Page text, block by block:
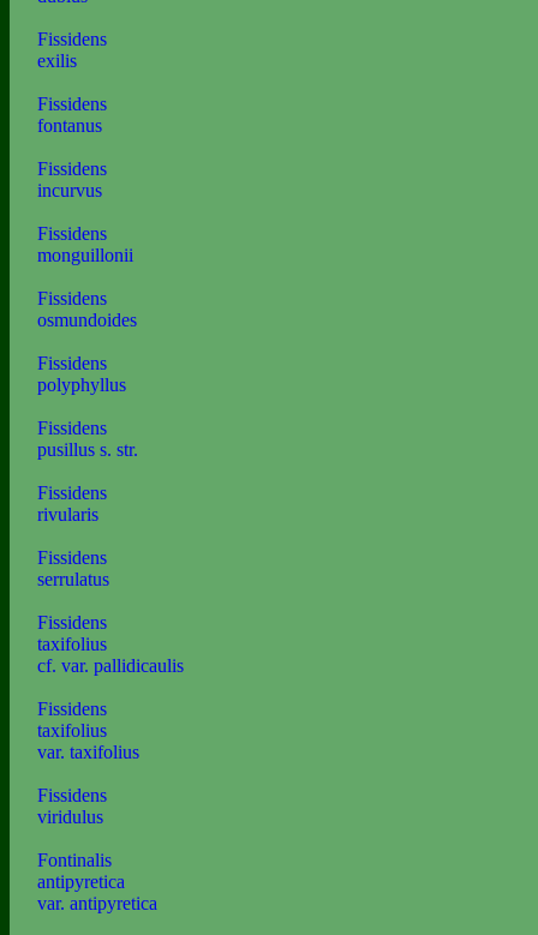
Fissidens
exilis
Fissidens
fontanus
Fissidens
incurvus
Fissidens
monguillonii
Fissidens
osmundoides
Fissidens
polyphyllus
Fissidens
pusillus s. str.
Fissidens
rivularis
Fissidens
serrulatus
Fissidens
taxifolius
cf. var. pallidicaulis
Fissidens
taxifolius
var. taxifolius
Fissidens
viridulus
Fontinalis
antipyretica
var. antipyretica